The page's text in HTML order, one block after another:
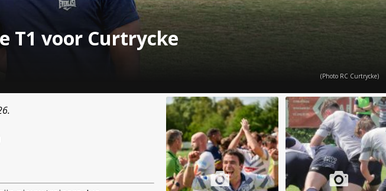
T1 voor Curtrycke
(Photo RC Curtrycke)